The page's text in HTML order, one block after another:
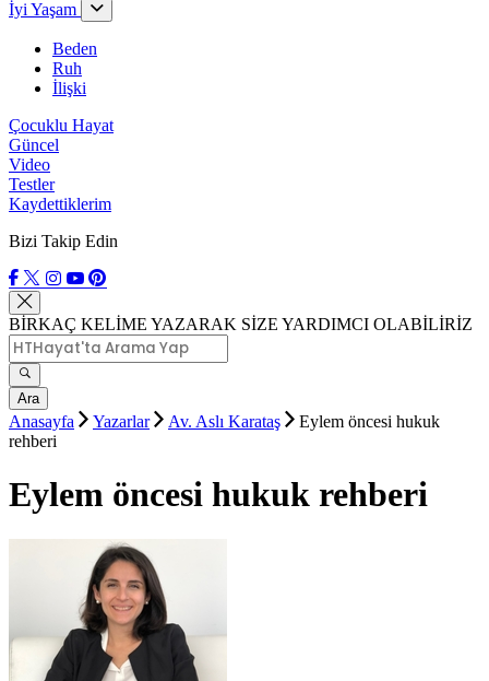
İyi Yaşam
Beden
Ruh
İlişki
Çocuklu Hayat
Güncel
Video
Testler
Kaydettiklerim
Bizi Takip Edin
BİRKAÇ KELİME YAZARAK SİZE YARDIMCI OLABİLİRİZ
Ara
Anasayfa Yazarlar Av. Aslı Karataş
Eylem öncesi hukuk
rehberi
Eylem öncesi hukuk rehberi